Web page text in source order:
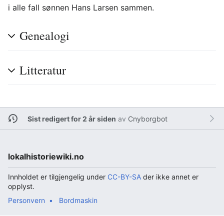
i alle fall sønnen Hans Larsen sammen.
Genealogi
Litteratur
Sist redigert for 2 år siden av Cnyborgbot
lokalhistoriewiki.no
Innholdet er tilgjengelig under CC-BY-SA der ikke annet er
opplyst.
Personvern
Bordmaskin